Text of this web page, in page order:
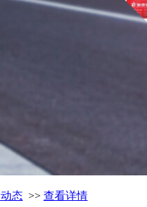
态 >> 查看详情